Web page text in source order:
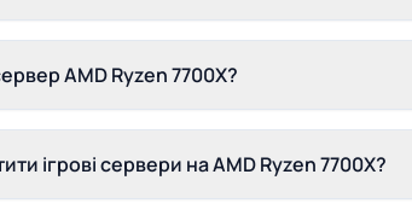
AMD Ryzen 7700X?
ігрові сервери на AMD Ryzen 7700X?